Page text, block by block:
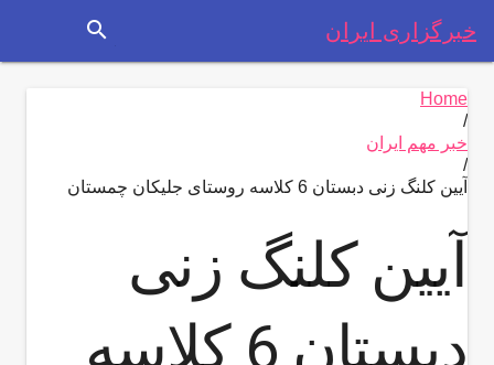
خبرگزاری ایران search
Home
/
خبر مهم ایران
/
آیین کلنگ زنی دبستان 6 کلاسه روستای جلیکان چمستان
آیین کلنگ زنی
دبستان 6 کلاسه